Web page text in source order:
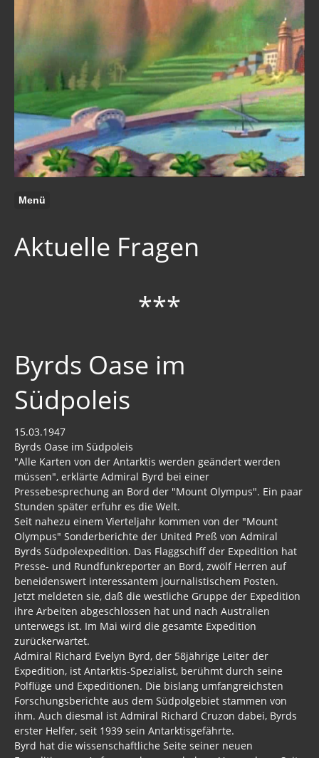
Menü
Aktuelle Fragen
***
Byrds Oase im
Südpoleis
15.03.1947
Byrds Oase im Südpoleis
"Alle Karten von der Antarktis werden geändert werden
müssen", erklärte Admiral Byrd bei einer
Pressebesprechung an Bord der "Mount Olympus". Ein paar
Stunden später erfuhr es die Welt.
Seit nahezu einem Vierteljahr kommen von der "Mount
Olympus" Sonderberichte der United Preß von Admiral
Byrds Südpolexpedition. Das Flaggschiff der Expedition hat
Presse- und Rundfunkreporter an Bord, zwölf Herren auf
beneidenswert interessantem journalistischem Posten.
Jetzt meldeten sie, daß die westliche Gruppe der Expedition
ihre Arbeiten abgeschlossen hat und nach Australien
unterwegs ist. Im Mai wird die gesamte Expedition
zurückerwartet.
Admiral Richard Evelyn Byrd, der 58jährige Leiter der
Expedition, ist Antarktis-Spezialist, berühmt durch seine
Polflüge und Expeditionen. Die bislang umfangreichsten
Forschungsberichte aus dem Südpolgebiet stammen von
ihm. Auch diesmal ist Admiral Richard Cruzon dabei, Byrds
erster Helfer, seit 1939 sein Antarktisgefährte.
Byrd hat die wissenschaftliche Seite seiner neuen